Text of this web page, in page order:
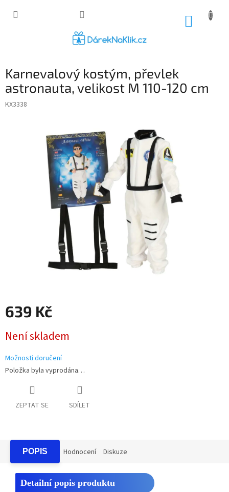
Karnevalový kostým, převlek
astronauta, velikost M 110-120 cm
KX3338
639 Kč
cena:
Není skladem
Možnosti doručení
Položka byla vyprodána…
ZEPTAT SE SDÍLET
POPIS Hodnocení Diskuze
Detailní popis produktu